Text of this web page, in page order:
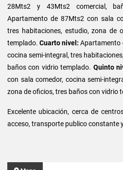
28Mts2 y 43Mts2 comercial,
Apartamento de 87Mts2 con sala
tres habitaciones, estudio, zona de
templado.Cuarto nivel:Apartamento
cocina semi-integral, tres
baños con vidrio templado. Quinto
con sala comedor, cocina semi-
zona de oficios, tres baños con vidrio
Excelente ubicación, cerca de
acceso, transporte publico constante